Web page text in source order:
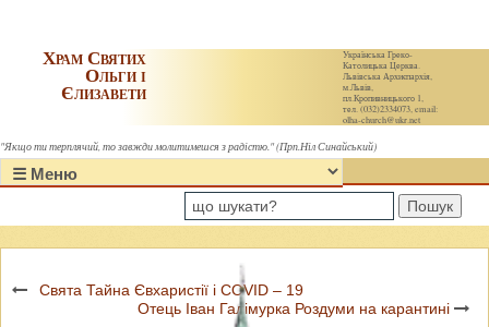
Українська Греко-
Католицька Церква.
Львівська Архиєпархія,
м.Львів,
пл.Кропивницького 1,
тел. (032)2334073, email:
olha-church@ukr.net
Храм Святих
Ольги і
Єлизавети
"Якщо ти терплячий, то завжди молитимешся з радістю." (Прп.Ніл Синайський)
Пошук
Свята Тайна Євхаристії і COVID – 19
Отець Іван Галімурка Роздуми на карантині